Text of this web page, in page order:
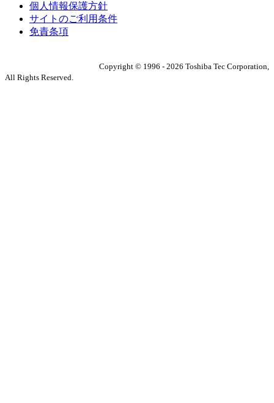
個人情報保護方針
サイトのご利用条件
免責条項
Copyright © 1996 - 2026 Toshiba Tec Corporation,
All Rights Reserved.